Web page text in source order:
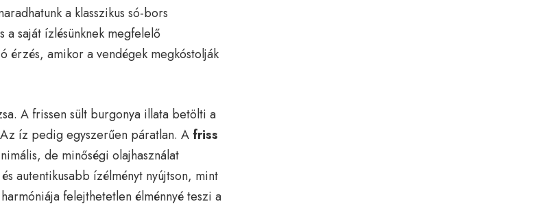
a klasszikus só-bors
a saját ízlésünknek megfelelő
érzés, amikor a vendégek megkóstolják
A frissen sült burgonya illata betölti a
íz pedig egyszerűen páratlan. A friss
de minőségi olajhasználat
autentikusabb ízélményt nyújtson, mint
felejthetetlen élménnyé teszi a